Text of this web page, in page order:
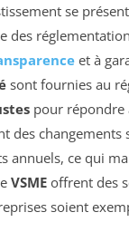
se
des
et à
sont fournies au
pour répondre
des changements
annuels, ce qui
VSME offrent des
soient